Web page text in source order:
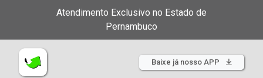
Atendimento Exclusivo no Estado de
Pernambuco
Baixe já nosso APP